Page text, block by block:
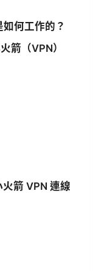
何工作的？
箭（VPN）
箭 VPN 連線